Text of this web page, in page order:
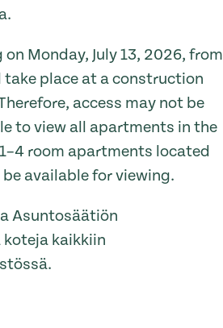
Monday, July 13, 2026, from
take place at a construction
access may not be
to view all apartments in the
room apartments located
available for viewing.
Asuntosäätiön
kaikkiin